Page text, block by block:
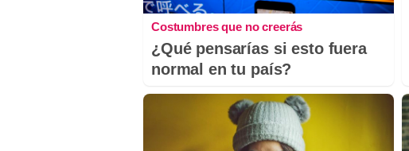
Costumbres que no creerás
¿Qué pensarías si esto fuera
normal en tu país?